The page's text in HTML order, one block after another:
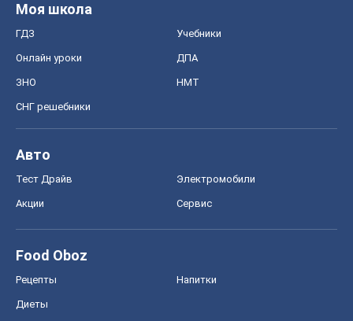
Моя школа
ГДЗ Учебники
Онлайн уроки ДПА
ЗНО НМТ
СНГ решебники
Авто
Тест Драйв Электромобили
Акции Сервис
Food Oboz
Рецепты Напитки
Диеты